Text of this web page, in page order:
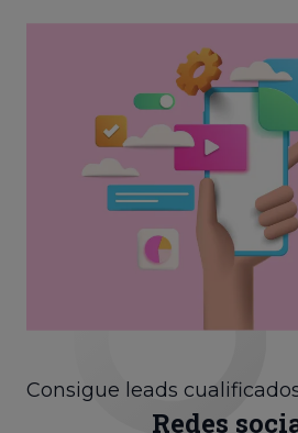
Consigue leads
Redes